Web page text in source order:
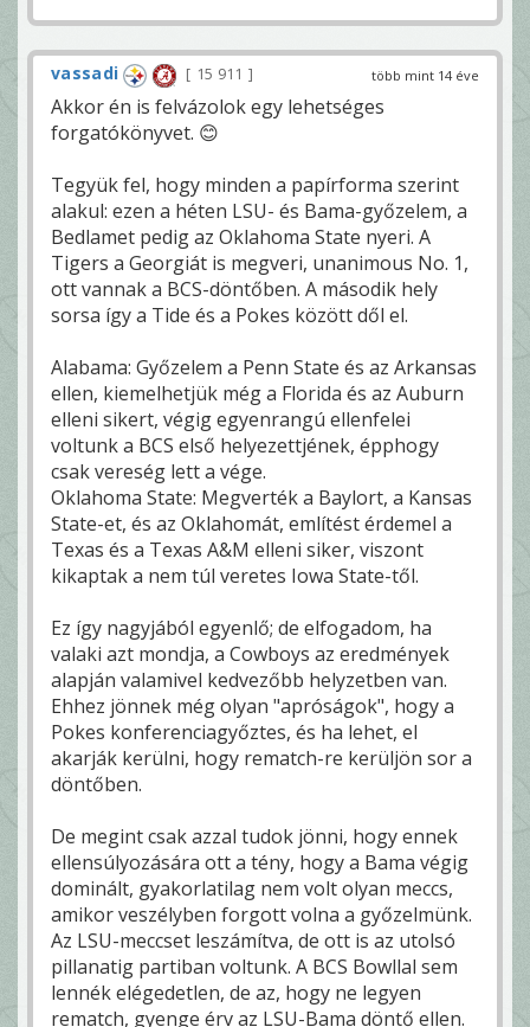
több mint 14 éve
vassadi 15 911
Akkor én is felvázolok egy lehetséges
forgatókönyvet. 😊
Tegyük fel, hogy minden a papírforma szerint
alakul: ezen a héten LSU- és Bama-győzelem, a
Bedlamet pedig az Oklahoma State nyeri. A
Tigers a Georgiát is megveri, unanimous No. 1,
ott vannak a BCS-döntőben. A második hely
sorsa így a Tide és a Pokes között dől el.
Alabama: Győzelem a Penn State és az Arkansas
ellen, kiemelhetjük még a Florida és az Auburn
elleni sikert, végig egyenrangú ellenfelei
voltunk a BCS első helyezettjének, épphogy
csak vereség lett a vége.
Oklahoma State: Megverték a Baylort, a Kansas
State-et, és az Oklahomát, említést érdemel a
Texas és a Texas A&M elleni siker, viszont
kikaptak a nem túl veretes Iowa State-től.
Ez így nagyjából egyenlő; de elfogadom, ha
valaki azt mondja, a Cowboys az eredmények
alapján valamivel kedvezőbb helyzetben van.
Ehhez jönnek még olyan "apróságok", hogy a
Pokes konferenciagyőztes, és ha lehet, el
akarják kerülni, hogy rematch-re kerüljön sor a
döntőben.
De megint csak azzal tudok jönni, hogy ennek
ellensúlyozására ott a tény, hogy a Bama végig
dominált, gyakorlatilag nem volt olyan meccs,
amikor veszélyben forgott volna a győzelmünk.
Az LSU-meccset leszámítva, de ott is az utolsó
pillanatig partiban voltunk. A BCS Bowllal sem
lennék elégedetlen, de az, hogy ne legyen
rematch, gyenge érv az LSU-Bama döntő ellen.